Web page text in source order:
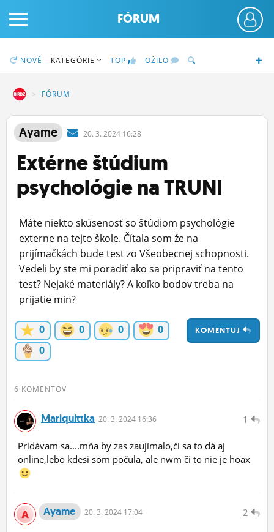
PRIHLÁS SA
ČINŽIAK
FÓRUM
BLOGY
OBRÁZKY
ĽUDIA
NASTAVENIA
FÓRUM
NOVÉ KATEGÓRIE TOP OŽILO
FÓRUM
Ayame 20. 3. 2024 16:28
Extérne štúdium
psychológie na TRUNI
Máte niekto skúsenosť so štúdiom psychológie
externe na tejto škole. Čítala som že na
prijímačkách bude test zo Všeobecnej schopnosti.
Vedeli by ste mi poradiť ako sa pripraviť na tento
test? Nejaké materiály? A koľko bodov treba na
prijatie min?
KOMENTUJ
0 0 0
0
0
6 KOMENTOV
1
Mariquittka 20. 3. 2024 16:36
Pridávam sa....mňa by zas zaujímalo,či sa to dá aj
online,lebo kdesi som počula, ale nwm či to nie je hoax
2
Ayame 20. 3. 2024 17:04